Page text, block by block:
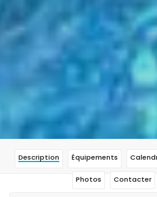
Description Équipements
Photos Contacter